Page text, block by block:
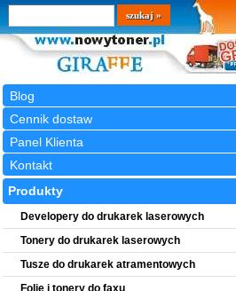
Blog
Cennik dostaw
Panel Klienta
Kontakt
Wyszukiwarka
szukaj
Produkty
Developery do drukarek laserowych
Tonery do drukarek laserowych
Tusze do drukarek atramentowych
Folie i tonery do faxu